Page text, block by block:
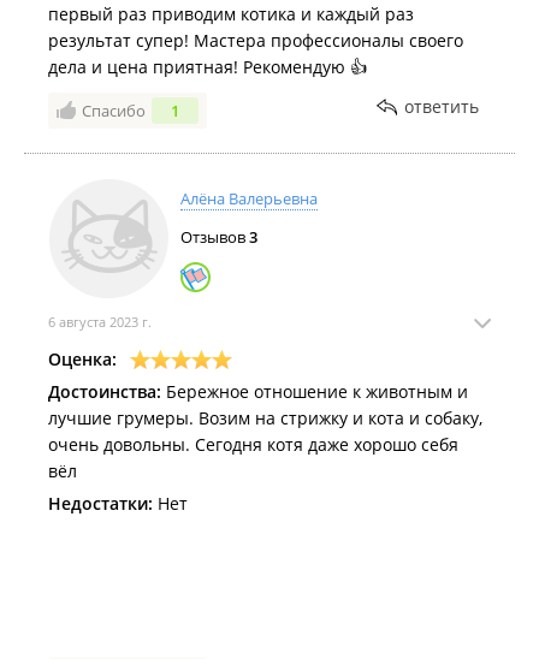
первый раз приводим котика и каждый раз
результат супер! Мастера профессионалы своего
дела и цена приятная! Рекомендую 👍
Спасибо 1 ответить
Алёна Валерьевна
Отзывов3
6 августа 2023 г.
Оценка:
Достоинства: Бережное отношение к животным и
лучшие грумеры. Возим на стрижку и кота и собаку,
очень довольны. Сегодня котя даже хорошо себя
вёл
Недостатки: Нет